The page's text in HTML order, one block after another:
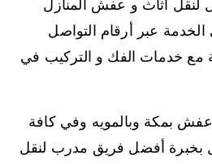
لنقل أثاث و عفش المنازل
عبر أرقام التواصل
خدمات الفك و التركيب في
بمكة وبالمويه وفي كافة
بخبرة أفضل فريق مدرب لنقل